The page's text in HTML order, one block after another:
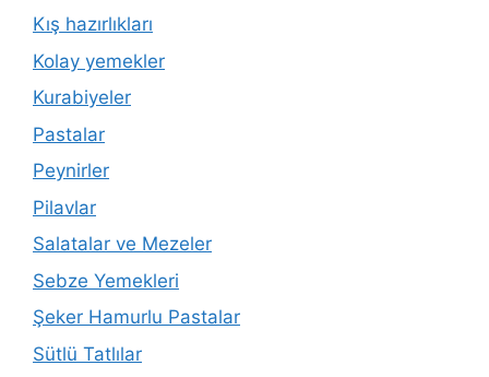
Kış hazırlıkları
Kolay yemekler
Kurabiyeler
Pastalar
Peynirler
Pilavlar
Salatalar ve Mezeler
Sebze Yemekleri
Şeker Hamurlu Pastalar
Sütlü Tatlılar